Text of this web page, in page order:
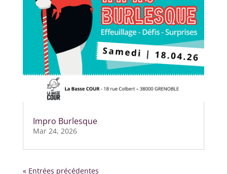
Impro Burlesque
Mar 24, 2026
« Entrées précédentes